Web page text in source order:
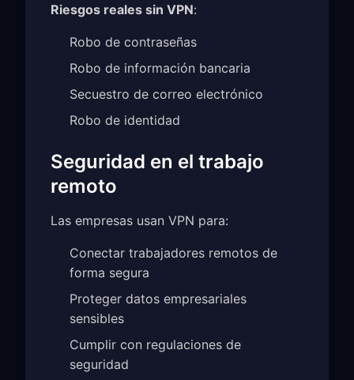
Riesgos reales sin VPN:
Robo de contraseñas
Robo de información bancaria
Secuestro de correo electrónico
Robo de identidad
Seguridad en el trabajo
remoto
Las empresas usan VPN para:
Conectar trabajadores remotos de
forma segura
Proteger datos empresariales
sensibles
Cumplir con regulaciones de
seguridad